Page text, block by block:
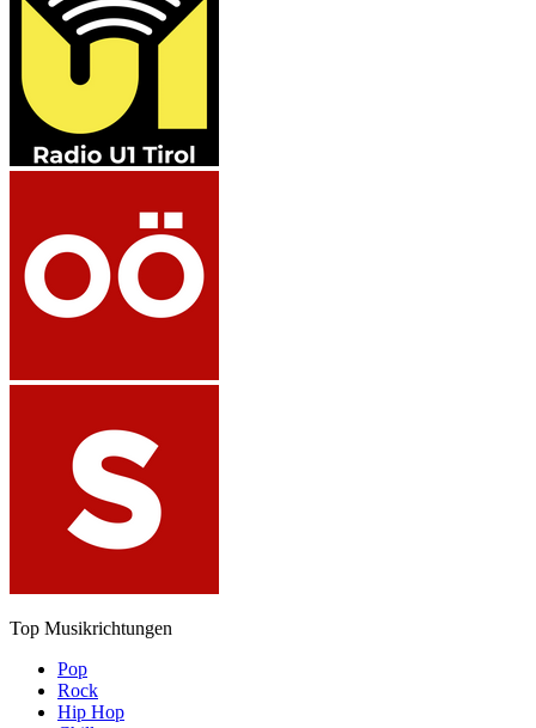
Top Musikrichtungen
Pop
Rock
Hip Hop